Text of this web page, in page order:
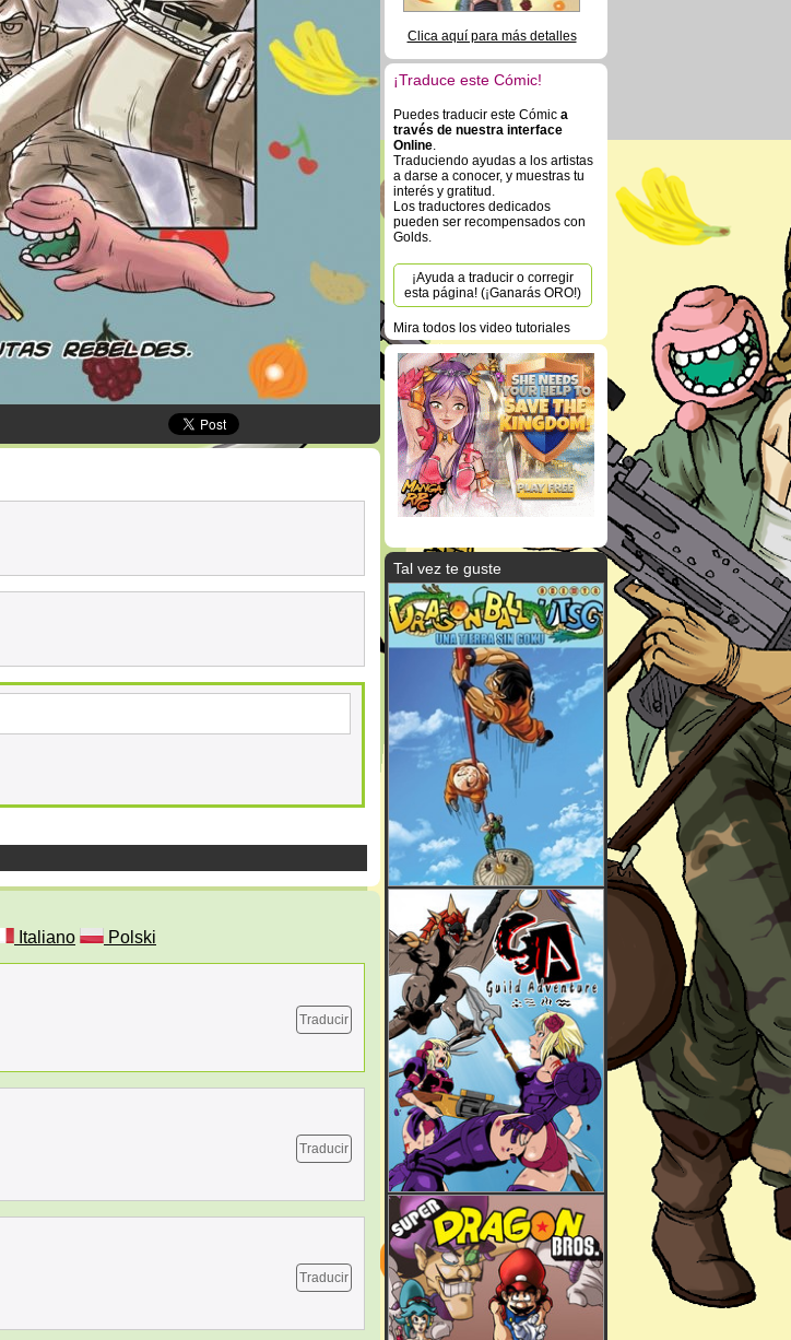
Italiano Polski
Traducir
Traducir
Traducir
Clica aquí para más detalles
¡Traduce este Cómic!
Puedes traducir este Cómic a
través de nuestra interface
Online.
Traduciendo ayudas a los artistas
a darse a conocer, y muestras tu
interés y gratitud.
Los traductores dedicados
pueden ser recompensados con
Golds.
¡Ayuda a traducir o corregir
esta página! (¡Ganarás ORO!)
Mira todos los video tutoriales
Tal vez te guste